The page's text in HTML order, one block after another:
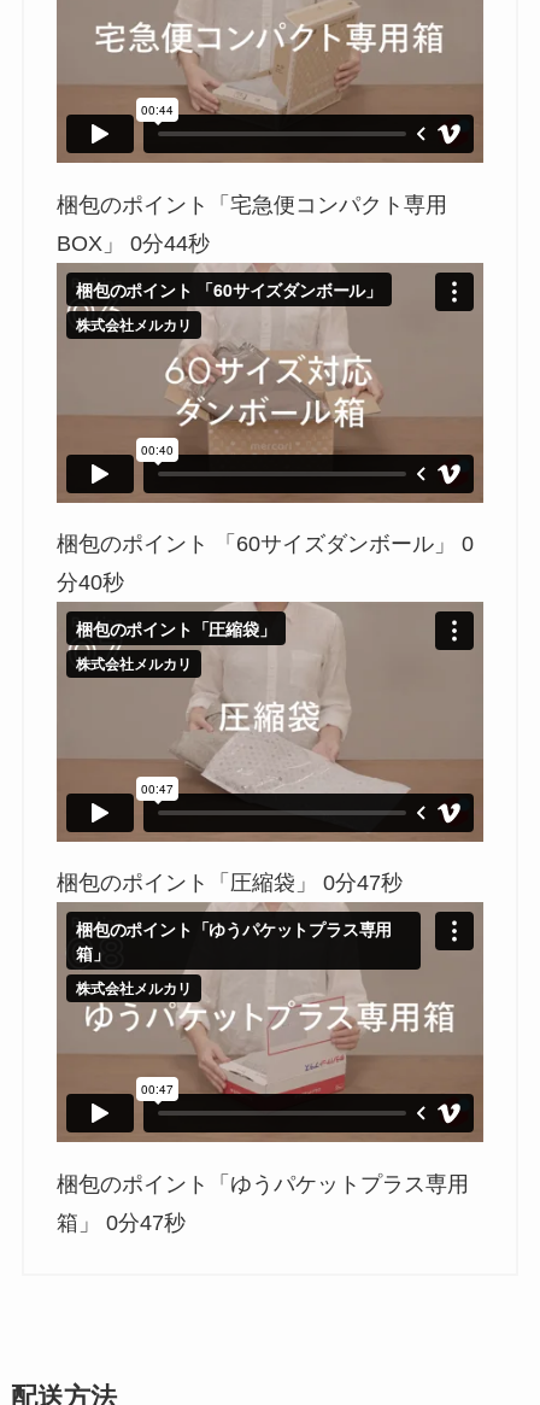
梱包のポイント「宅急便コンパクト専用
BOX」 0分44秒
梱包のポイント 「60サイズダンボール」 0
分40秒
梱包のポイント「圧縮袋」 0分47秒
梱包のポイント「ゆうパケットプラス専用
箱」 0分47秒
配送方法